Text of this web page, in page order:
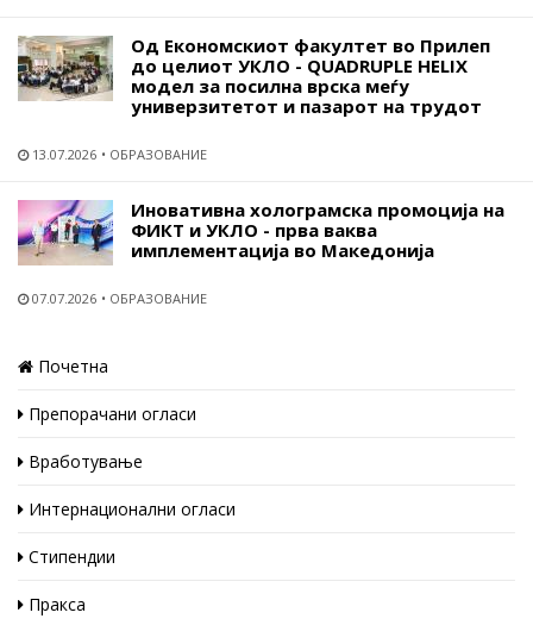
Од Економскиот факултет во Прилеп
до целиот УКЛО - QUADRUPLE HELIX
модел за посилна врска меѓу
универзитетот и пазарот на трудот
13.07.2026 ОБРАЗОВАНИЕ
Иновативна холограмска промоција на
ФИКТ и УКЛО - прва ваква
имплементација во Македонија
07.07.2026 ОБРАЗОВАНИЕ
Почетна
Препорачани огласи
Вработување
Интернационални огласи
Стипендии
Пракса